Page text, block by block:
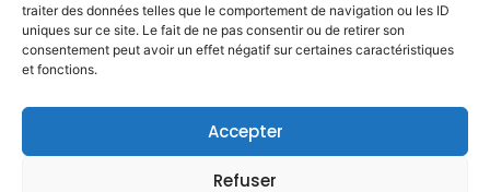
traiter des données telles que le comportement de navigation ou les ID
uniques sur ce site. Le fait de ne pas consentir ou de retirer son
consentement peut avoir un effet négatif sur certaines caractéristiques
et fonctions.
Accepter
Refuser